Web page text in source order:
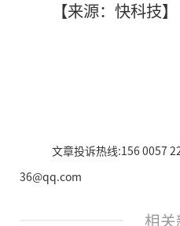
【来源：快科技
文章投诉热线:156 0057
36@qq.com
相关